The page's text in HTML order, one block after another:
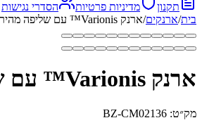
תקנון
מדיניות פרטיות
הסדרי נגישות
בית/ארנקים/ארנק Varionis™ עם שליפה מהירה והגנת RFID
ארנק Varionis™ עם שליפה מהירה והגנת RFID
מק״ט: BZ-CM02136